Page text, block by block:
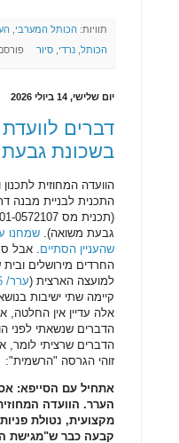
תוויות: הכותל המערבי
הכותל נרדי סיור
יום שלישי, 14 ביולי 2026
דברים
בשכונת
הוועדה המחוזית
התכנית לבניית מבנה
(תכנית מס 101-0572107 הוספת שרותים
גבעת משואה). שמחנו
שהעניין הסתיים. אבל
החרדים מירושלים
למועצה הארצית (ערר/ 26/ 10
קיימה שתי ישיבות
אלה עדיין אין החלטה,
הדברים שנשאתי לפני
הדברים שרציתי לומר,
זוהי הגרסה "הרשמית":
אתחיל עם הסייפא:
הערר. הוועדה
מקצועית, נטולת
קבעה כבר ש"מגישת